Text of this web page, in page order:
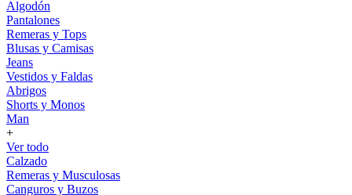
Algodón
Pantalones
Remeras y Tops
Blusas y Camisas
Jeans
Vestidos y Faldas
Abrigos
Shorts y Monos
Man
+
Ver todo
Calzado
Remeras y Musculosas
Canguros y Buzos